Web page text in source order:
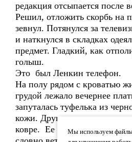
редакция отсыпается после
Решил, отложить скорбь на
зевнул. Потянулся за
и наткнулся в складках
предмет. Гладкий, как
голыш.
Это был Ленкин телефон.
На полу рядом с кроватью
грудой лежало вечернее
запуталась туфелька из
кожи. Другая замерла рядом
ковре. Ее носок указывал в
Мы используем